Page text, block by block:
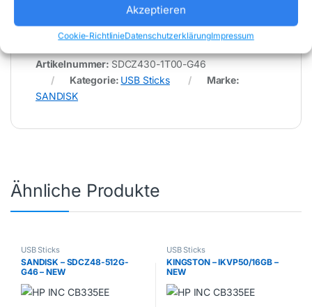
Akzeptieren
Cookie-RichtlinieDatenschutzerklärungImpressum
Artikelnummer:SDCZ430-1T00-G46
Kategorie: USB Sticks
Marke:
SANDISK
Ähnliche Produkte
USB Sticks
SANDISK – SDCZ48-512G-
G46 – NEW
USB Sticks
KINGSTON – IKVP50/16GB –
NEW